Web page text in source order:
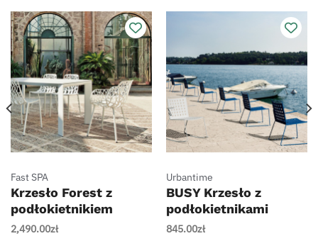
Fast SPA
Krzesło Forest z
podłokietnikiem
2,490.00zł
Urbantime
BUSY Krzesło z
podłokietnikami
845.00zł